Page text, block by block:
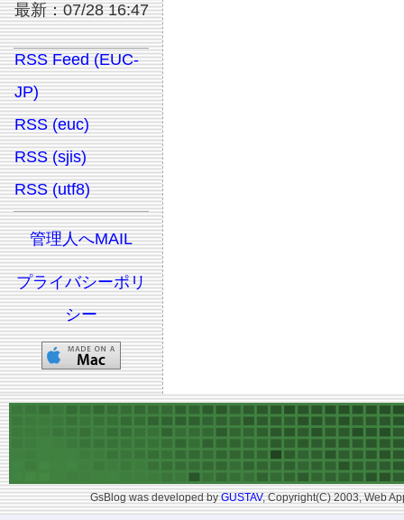
最新：07/28 16:47
RSS Feed (EUC-
JP)
RSS (euc)
RSS (sjis)
RSS (utf8)
管理人へMAIL
プライバシーポリ
シー
GsBlog was developed byGUSTAV, Copyright(C) 2003, Web